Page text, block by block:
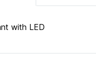
with LED